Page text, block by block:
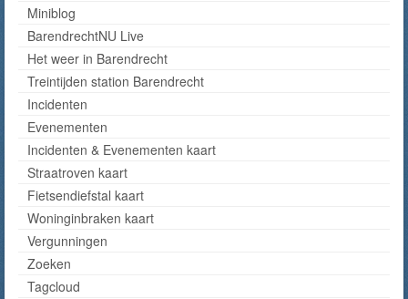
Miniblog
BarendrechtNU Live
Het weer in Barendrecht
Treintijden station Barendrecht
Incidenten
Evenementen
Incidenten & Evenementen kaart
Straatroven kaart
Fietsendiefstal kaart
Woninginbraken kaart
Vergunningen
Zoeken
Tagcloud